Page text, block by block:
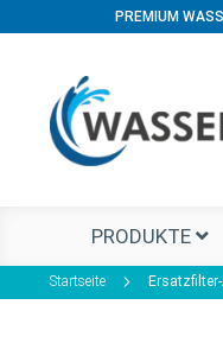
PREMIUM
PRODUKTE
Startseite